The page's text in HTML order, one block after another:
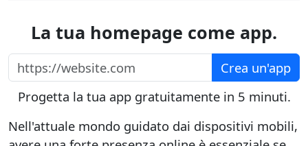
La tua homepage come app.
https://website.com
Crea un'app
Progetta la tua app gratuitamente in 5 minuti.
Nell'attuale mondo guidato dai dispositivi mobili,